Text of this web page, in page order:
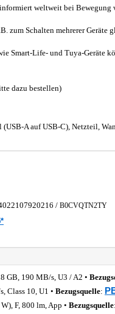
informiert weltweit bei Bewegung
zum Schalten mehrerer
Smart-Life- und Tuya-Geräte
dazu bestellen)
A auf USB-C), Netzteil,
/ B0CVQTN2TY
GB, 190 MB/s, U3 / A2 •
Class 10, U1 • Bezugsquelle:
F, 800 lm, App • Bezugsquelle: